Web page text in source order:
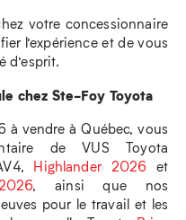
votre concessionnaire
l’expérience et de vous
d’esprit.
chez Ste-Foy Toyota
vendre à Québec, vous
de VUS Toyota
Highlander 2026 et
, ainsi que nos
pour le travail et les